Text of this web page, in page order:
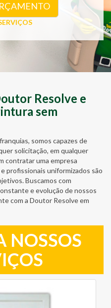
Resolve e
sem
somos capazes de
solicitação, em qualquer
contratar uma empresa
profissionais uniformizados são
Buscamos com
e evolução de nossos
com a Doutor Resolve em
NOSSOS